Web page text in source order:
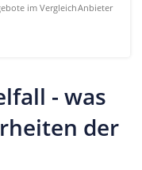
im VergleichAnbieter
- was
der